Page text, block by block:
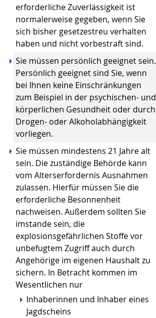
erforderliche Zuverlässigkeit ist
normalerweise gegeben, wenn Sie
sich bisher gesetzestreu verhalten
haben und nicht vorbestraft sind.
Sie müssen persönlich geeignet sein.
Persönlich geeignet sind Sie, wenn
bei Ihnen keine Einschränkungen
zum Beispiel in der psychischen- und
körperlichen Gesundheit oder durch
Drogen- oder Alkoholabhängigkeit
vorliegen.
Sie müssen mindestens 21 Jahre alt
sein. Die zuständige Behörde kann
vom Alterserfordernis Ausnahmen
zulassen. Hierfür müssen Sie die
erforderliche Besonnenheit
nachweisen. Außerdem sollten Sie
imstande sein, die
explosionsgefährlichen Stoffe vor
unbefugtem Zugriff auch durch
Angehörige im eigenen Haushalt zu
sichern. In Betracht kommen im
Wesentlichen nur
Inhaberinnen und Inhaber eines
Jagdscheins